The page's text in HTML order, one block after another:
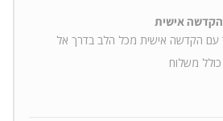
אישית
הקדשה אישית מכל הלב בדרך אל
משלוח